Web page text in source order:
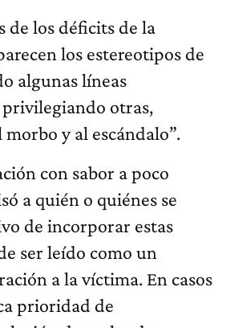
de los déficits de la
los estereotipos de
algunas líneas
otras,
y al escándalo”.
con sabor a poco
a quién o quiénes se
de incorporar estas
ser leído como un
a la víctima. En casos
prioridad de